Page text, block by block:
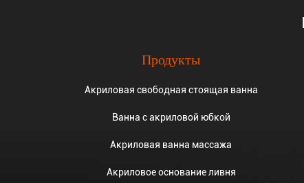
Продукты
Акриловая свободная стоящая ванна
Ванна с акриловой юбкой
Акриловая ванна массажа
Акриловое основание ливня